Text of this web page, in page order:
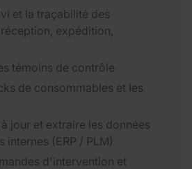
et la traçabilité des
expédition,
témoins de contrôle
de consommables et les
jour et extraire les données
internes (ERP / PLM)
d'intervention et